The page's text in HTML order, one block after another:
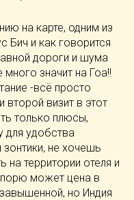
на карте, одним из
Бич и как говорится
дороги и шума
значит на Гоа!!
-всё просто
визит в этот
только плюсы,
для удобства
не хочешь
территории отеля и
может цена в
но Индия